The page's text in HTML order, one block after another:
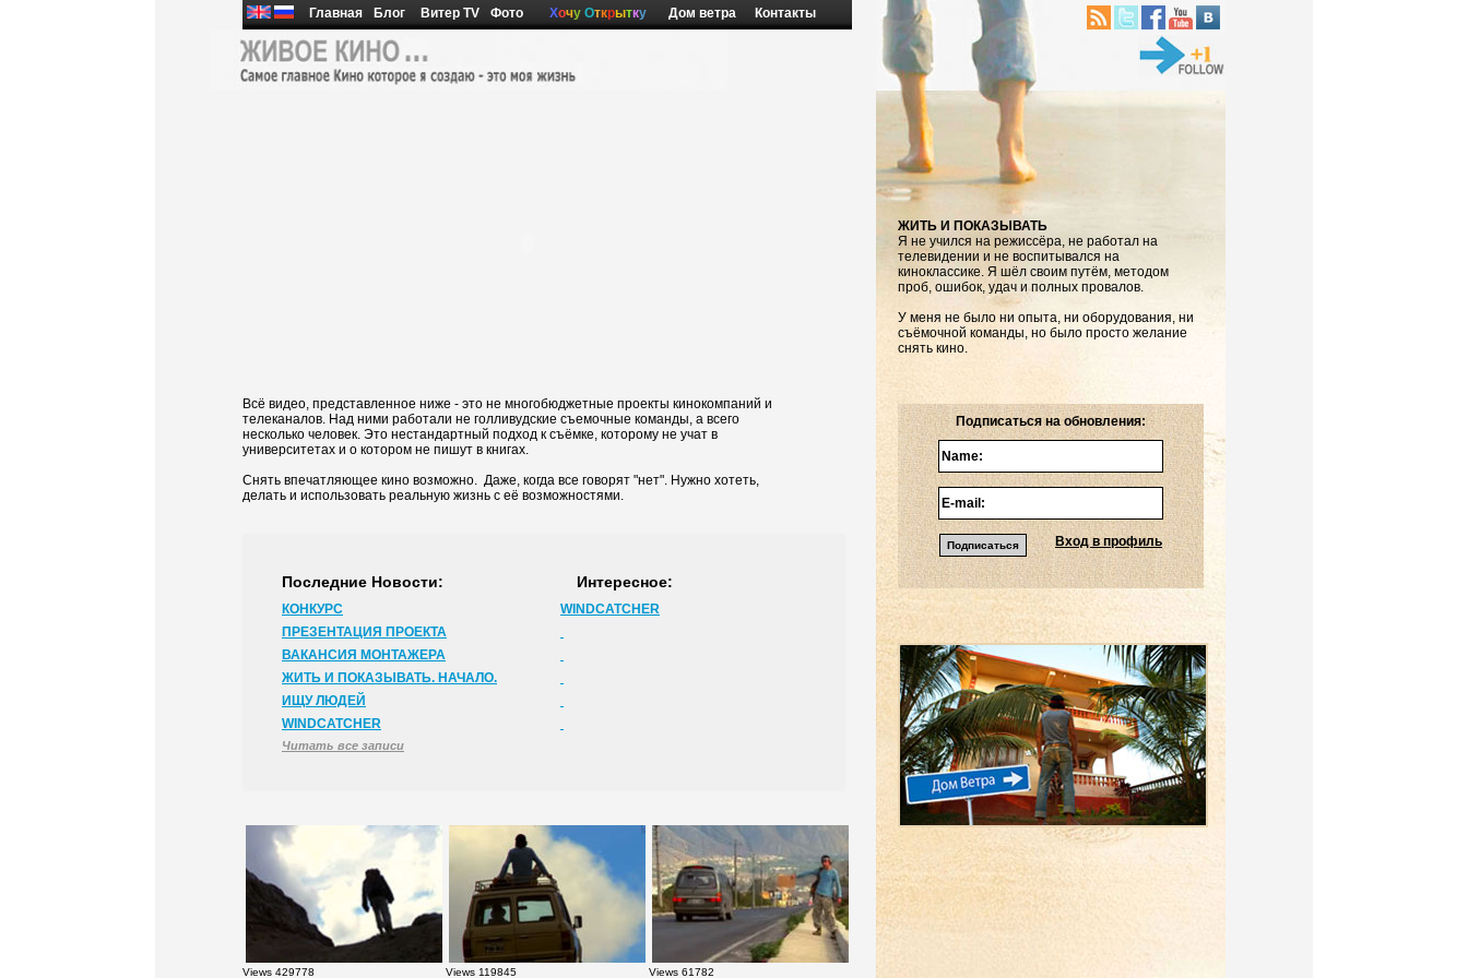
ЖИТЬ И ПОКАЗЫВАТЬ
Я не учился на режиссёра, не работал на
телевидении и не воспитывался на
киноклассике. Я шёл своим путём, методом
проб, ошибок, удач и полных провалов.
У меня не было ни опыта, ни оборудования, ни
съёмочной команды, но было просто желание
снять кино.
Подписаться на обновления:
Вход в профиль
Главная Блог Витер TV Фото Хочу Открытку Дом ветра Контакты
Всё видео, представленное ниже - это не многобюджетные проекты кинокомпаний и
телеканалов. Над ними работали не голливудские съемочные команды, а всего
несколько человек. Это нестандартный подход к съёмке, которому не учат в
университетах и о котором не пишут в книгах.
Снять впечатляющее кино возможно. Даже, когда все говорят "нет". Нужно хотеть,
делать и использовать реальную жизнь с её возможностями.
Интересное:
Последние Новости:
КОНКУРС
WINDCATCHER
ПРЕЗЕНТАЦИЯ ПРОЕКТА
ВАКАНСИЯ МОНТАЖЕРА
ЖИТЬ И ПОКАЗЫВАТЬ. НАЧАЛО.
ИЩУ ЛЮДЕЙ
WINDCATCHER
Читать все записи
Views 429778 Views 119845 Views 61782